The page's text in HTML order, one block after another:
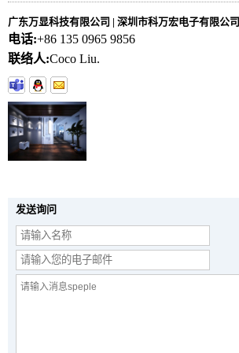
广东万显科技有限公司 | 深圳市科万宏电子有限公司
电话:+86 135 0965 9856
联络人:Coco Liu.
发送询问